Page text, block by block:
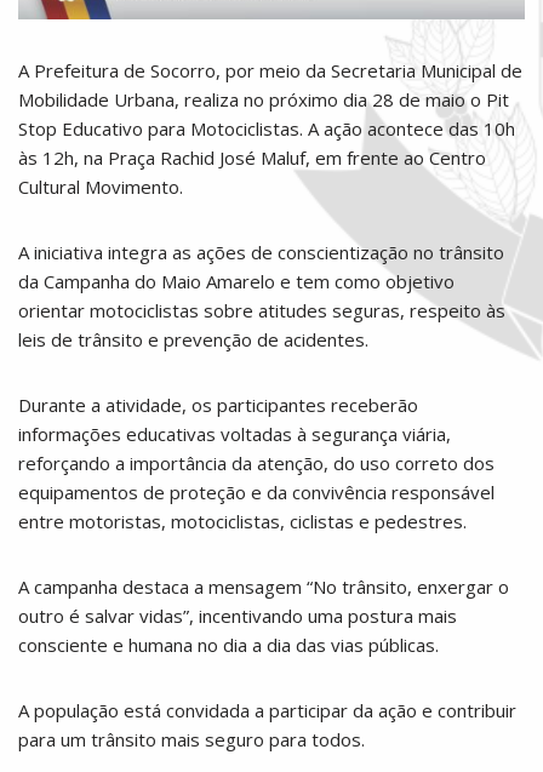
A Prefeitura de Socorro, por meio da Secretaria Municipal de
Mobilidade Urbana, realiza no próximo dia 28 de maio o Pit
Stop Educativo para Motociclistas. A ação acontece das 10h
às 12h, na Praça Rachid José Maluf, em frente ao Centro
Cultural Movimento.
A iniciativa integra as ações de conscientização no trânsito
da Campanha do Maio Amarelo e tem como objetivo
orientar motociclistas sobre atitudes seguras, respeito às
leis de trânsito e prevenção de acidentes.
Durante a atividade, os participantes receberão
informações educativas voltadas à segurança viária,
reforçando a importância da atenção, do uso correto dos
equipamentos de proteção e da convivência responsável
entre motoristas, motociclistas, ciclistas e pedestres.
A campanha destaca a mensagem “No trânsito, enxergar o
outro é salvar vidas”, incentivando uma postura mais
consciente e humana no dia a dia das vias públicas.
A população está convidada a participar da ação e contribuir
para um trânsito mais seguro para todos.